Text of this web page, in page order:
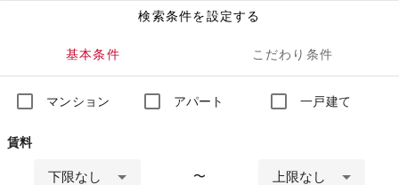
検索条件を設定する
基本条件 こだわり条件
マンション アパート 一戸建て
賃料
下限なし 〜 上限なし